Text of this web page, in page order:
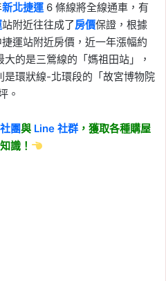
新北捷運 6 條線將全線通車，有
站附近往往成了房價保證，根據
運站附近房價，近一年漲幅約
的是三鶯線的「媽祖田站」，
是環狀線-北環段的「故宮博物院
。
社團與 Line社群 ，獲取各種購屋
識！